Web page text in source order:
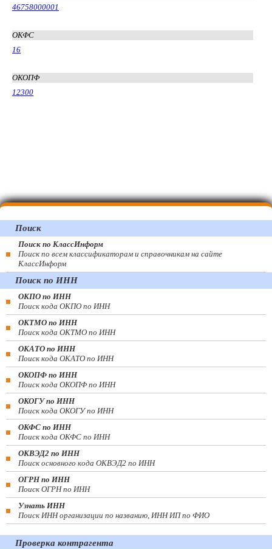
46758000001
ОКФС
16
ОКОПФ
12300
Поиск
Поиск по КлассИнформ
Поиск по всем классификаторам и справочникам на сайте
КлассИнформ
Поиск по ИНН
ОКПО по ИНН
Поиск кода ОКПО по ИНН
ОКТМО по ИНН
Поиск кода ОКТМО по ИНН
ОКАТО по ИНН
Поиск кода ОКАТО по ИНН
ОКОПФ по ИНН
Поиск кода ОКОПФ по ИНН
ОКОГУ по ИНН
Поиск кода ОКОГУ по ИНН
ОКФС по ИНН
Поиск кода ОКФС по ИНН
ОКВЭД2 по ИНН
Поиск основного кода ОКВЭД2 по ИНН
ОГРН по ИНН
Поиск ОГРН по ИНН
Узнать ИНН
Поиск ИНН организации по названию, ИНН ИП по ФИО
Проверка контрагента